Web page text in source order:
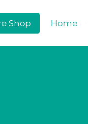
Shop Home